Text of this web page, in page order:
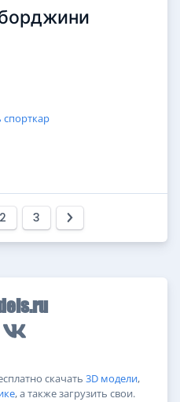
спорткар
2 3
скачать 3D модели,
, а также загрузить свои.